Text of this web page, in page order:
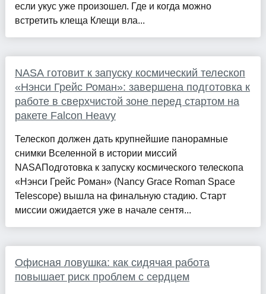
если укус уже произошел. Где и когда можно
встретить клеща Клещи вла...
NASA готовит к запуску космический телескоп
«Нэнси Грейс Роман»: завершена подготовка к
работе в сверхчистой зоне перед стартом на
ракете Falcon Heavy
Телескоп должен дать крупнейшие панорамные
снимки Вселенной в истории миссий
NASAПодготовка к запуску космического телескопа
«Нэнси Грейс Роман» (Nancy Grace Roman Space
Telescope) вышла на финальную стадию. Старт
миссии ожидается уже в начале сентя...
Офисная ловушка: как сидячая работа
повышает риск проблем с сердцем